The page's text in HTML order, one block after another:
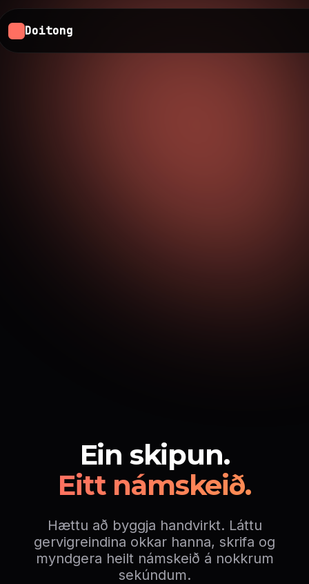
Doitong
Ein skipun.
Eitt námskeið.
Hættu að byggja handvirkt. Láttu
gervigreindina okkar hanna, skrifa og
myndgera heilt námskeið á nokkrum
sekúndum.